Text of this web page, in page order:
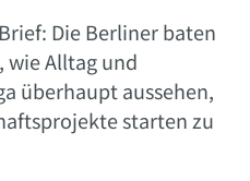
Die Berliner baten
Alltag und
überhaupt aussehen,
starten zu